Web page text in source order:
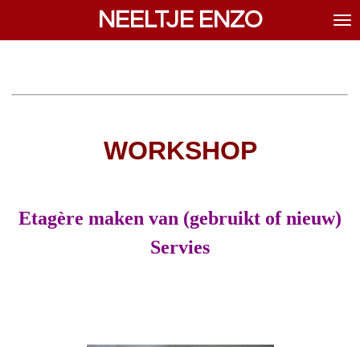
NEELTJE ENZO
WORKSHOP
Etagère maken van (gebruikt of nieuw)
Servies